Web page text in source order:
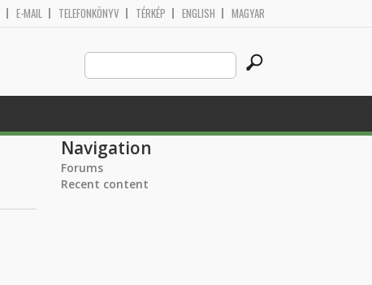
E-MAIL TELEFONKÖNYV TÉRKÉP ENGLISH MAGYAR
Search
this
site
Navigation
Forums
Recent content